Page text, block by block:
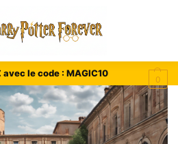
0
avec le code : MAGIC10